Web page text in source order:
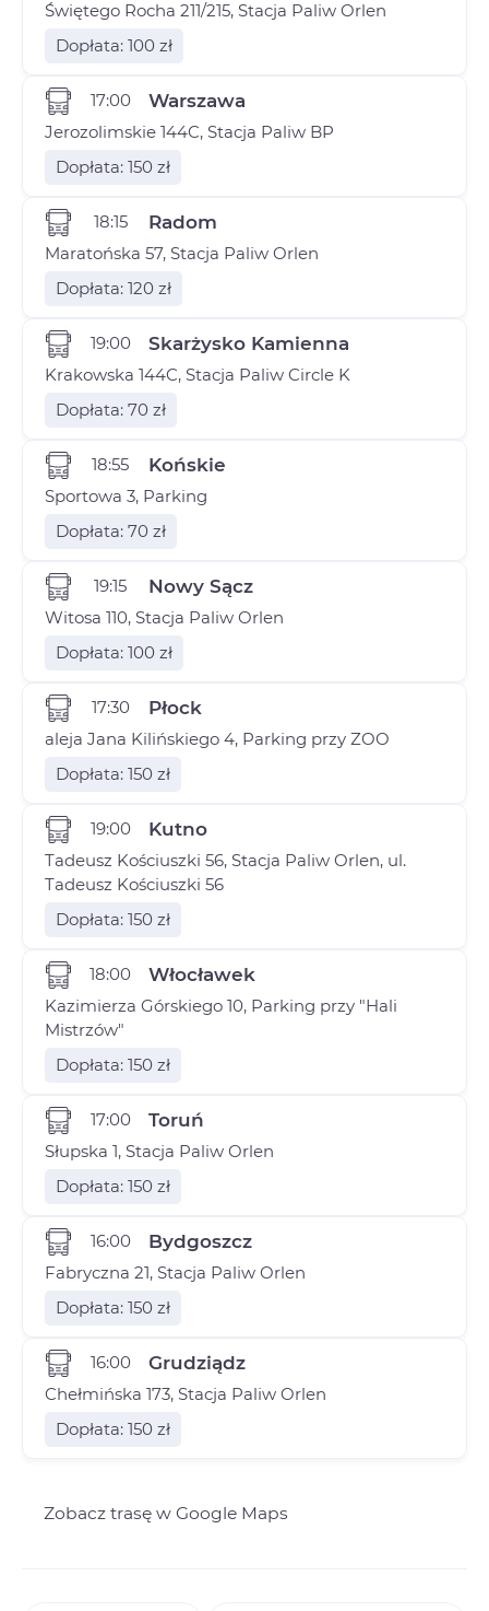
Świętego Rocha 211/215, Stacja Paliw Orlen
Dopłata: 100 zł
17:00 Warszawa
Jerozolimskie 144C, Stacja Paliw BP
Dopłata: 150 zł
18:15 Radom
Maratońska 57, Stacja Paliw Orlen
Dopłata: 120 zł
19:00 Skarżysko Kamienna
Krakowska 144C, Stacja Paliw Circle K
Dopłata: 70 zł
18:55 Końskie
Sportowa 3, Parking
Dopłata: 70 zł
19:15 Nowy Sącz
Witosa 110, Stacja Paliw Orlen
Dopłata: 100 zł
17:30 Płock
aleja Jana Kilińskiego 4, Parking przy ZOO
Dopłata: 150 zł
19:00 Kutno
Tadeusz Kościuszki 56, Stacja Paliw Orlen, ul.
Tadeusz Kościuszki 56
Dopłata: 150 zł
18:00 Włocławek
Kazimierza Górskiego 10, Parking przy "Hali
Mistrzów"
Dopłata: 150 zł
17:00 Toruń
Słupska 1, Stacja Paliw Orlen
Dopłata: 150 zł
16:00 Bydgoszcz
Fabryczna 21, Stacja Paliw Orlen
Dopłata: 150 zł
16:00 Grudziądz
Chełmińska 173, Stacja Paliw Orlen
Dopłata: 150 zł
Zobacz trasę w Google Maps